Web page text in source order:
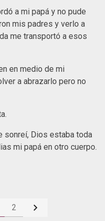
a mi papá y no pude
mis padres y verlo a
me transportó a esos
en medio de mi
a abrazarlo pero no
sonreí, Dios estaba toda
mi papá en otro cuerpo.
2 